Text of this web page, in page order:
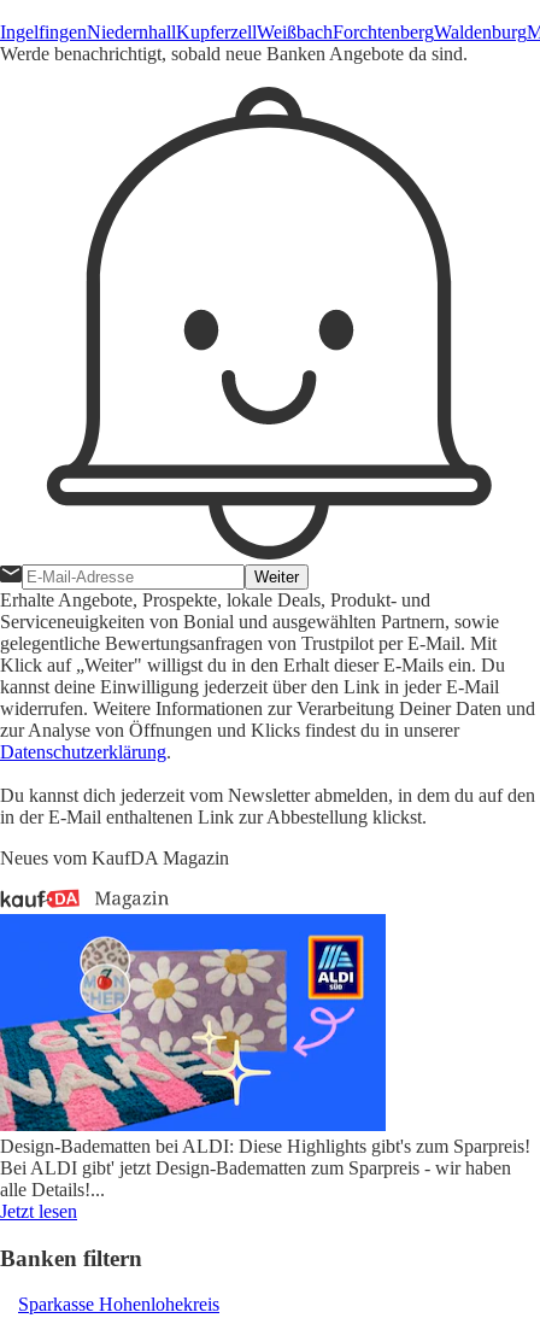
IngelfingenNiedernhallKupferzellWeißbachForchtenbergWaldenburg
Werde benachrichtigt, sobald neue Banken Angebote da sind.
Weiter
Erhalte Angebote, Prospekte, lokale Deals, Produkt- und
Serviceneuigkeiten von Bonial und ausgewählten Partnern, sowie
gelegentliche Bewertungsanfragen von Trustpilot per E-Mail. Mit
Klick auf „Weiter" willigst du in den Erhalt dieser E-Mails ein. Du
kannst deine Einwilligung jederzeit über den Link in jeder E-Mail
widerrufen. Weitere Informationen zur Verarbeitung Deiner Daten und
zur Analyse von Öffnungen und Klicks findest du in unserer
Datenschutzerklärung.
Du kannst dich jederzeit vom Newsletter abmelden, in dem du auf den
in der E-Mail enthaltenen Link zur Abbestellung klickst.
Neues vom KaufDA Magazin
Design-Badematten bei ALDI: Diese Highlights gibt's zum Sparpreis!
Bei ALDI gibt' jetzt Design-Badematten zum Sparpreis - wir haben
alle Details!...
Jetzt lesen
Banken filtern
Sparkasse Hohenlohekreis